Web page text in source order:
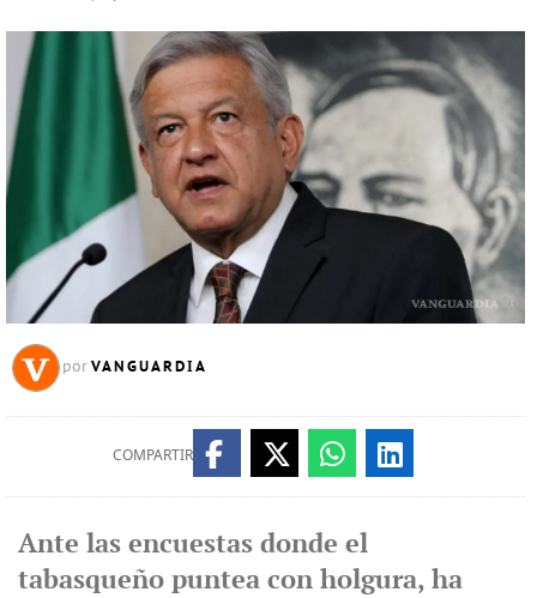
por VANGUARDIA
COMPARTIR
Ante las encuestas donde el
tabasqueño puntea con holgura, ha